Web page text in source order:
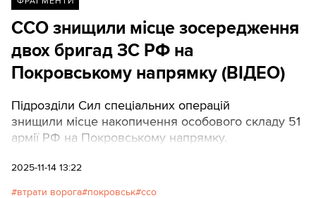
ССО знищили місце зосередження
двох бригад ЗС РФ на
Покровському напрямку (ВІДЕО)
Підрозділи Сил спеціальних операцій
знищили місце накопичення особового складу 51
армії РФ на Покровському напрямку.
2025-11-14 13:22
втрати ворога покровськ ссо